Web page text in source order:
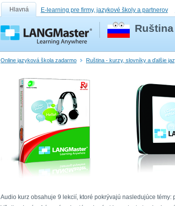
Hlavná E-learning pre firmy, jazykové školy a partnerov
Online jazyková škola zadarmo Ruština - kurzy, slovníky a ďalšie
Audio kurz obsahuje 9 lekcií, ktoré pokrývajú nasledujúce